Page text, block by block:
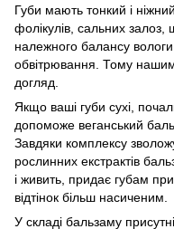
Губи мають тонкий і
фолікулів, сальних
належного балансу вологи
обвітрювання. Тому
догляд.
Якщо ваші губи сухі,
допоможе веганський
Завдяки комплексу
рослинних екстрактів
і живить, придає губам
відтінок більш насиченим.
У складі бальзаму